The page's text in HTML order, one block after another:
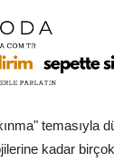
temasıyla
kadar